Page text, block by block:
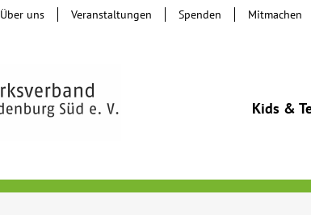
Kids &
Über uns Veranstaltungen Spenden Mitmachen